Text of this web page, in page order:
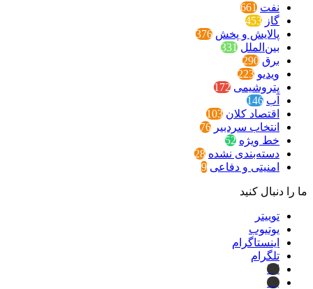
نفت 661
گاز 453
پالایش و پخش 376
بین‌الملل 331
برق 290
ویدیو 223
پتروشیمی 172
آب 146
اقتصاد کلان 103
انتخاب سردبیر 76
خط ویژه 52
دسته‌بندی نشده 28
امنیتی و دفاعی 9
ما را دنبال کنید
توییتر
یوتیوب
اینستاگرام
تلگرام
ایتا
بله